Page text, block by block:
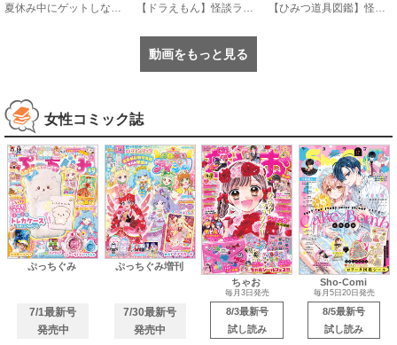
夏休み中にゲットしないと損をする コロコロコミック9月号大注目ふろく3選 【ドラえもん】怪談ランプ《公式》 【ひみつ道具図鑑】怪談ランプ #ドラえもん #doraemon #ひみつ道具
動画をもっと見る
女性コミック誌
ぷっちぐみ
7/1最新号
発売中
ぷっちぐみ増刊
7/30最新号
発売中
ちゃお
毎月3日発売
8/3最新号
試し読み
Sho-Comi
毎月5日20日発売
8/5最新号
試し読み